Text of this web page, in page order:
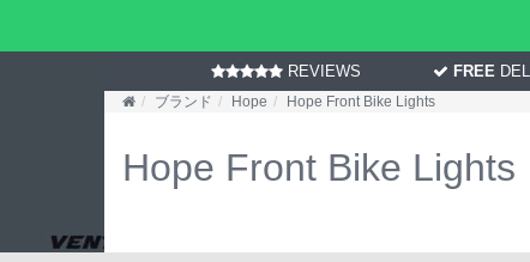
REVIEWS FREE
ブランド Hope Hope Front Bike Lights
Hope Front Bike Lights